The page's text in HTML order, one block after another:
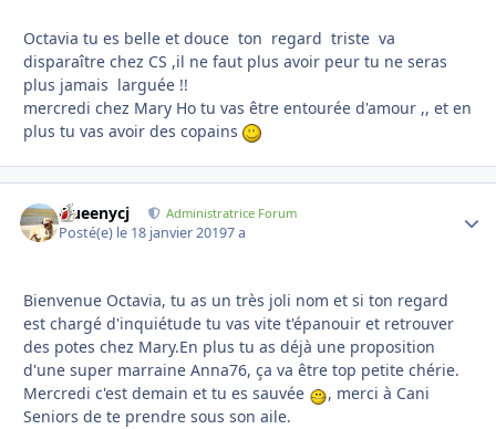
Octavia tu es belle et douce ton regard triste va
disparaître chez CS ,il ne faut plus avoir peur tu ne seras
plus jamais larguée !!
mercredi chez Mary Ho tu vas être entourée d'amour ,, et en
plus tu vas avoir des copains
Queenycj Administratrice Forum
Posté(e) le 18 janvier 20197 a
Bienvenue Octavia, tu as un très joli nom et si ton regard
est chargé d'inquiétude tu vas vite t'épanouir et retrouver
des potes chez Mary.En plus tu as déjà une proposition
d'une super marraine Anna76, ça va être top petite chérie.
Mercredi c'est demain et tu es sauvée
, merci à Cani
Seniors de te prendre sous son aile.